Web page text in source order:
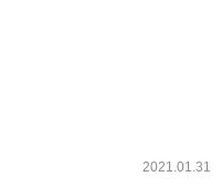
2021.01.31